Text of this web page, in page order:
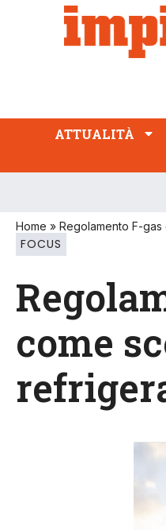
ATTUALITÀ
PROFESSIONE
ATTUALITÀ
Home » Regolamento F-
FOCUS
come